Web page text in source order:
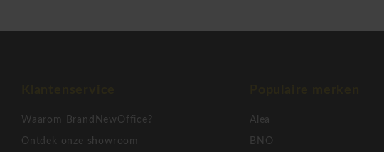
Extra informatie
Duurzaamheid & kwaliteit
Waarom BrandNewOffice?
Ontdek onze showroom
Alea
BNO